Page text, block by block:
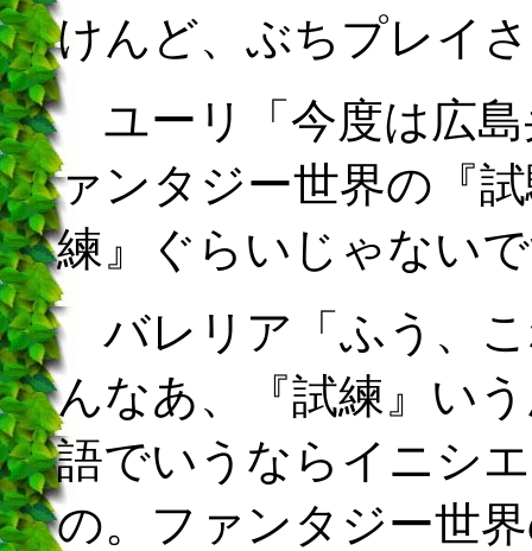
けんど、ぶちプレイ
ユーリ「今度は広島
ァンタジー世界の『
練』ぐらいじゃない
バレリア「ふう、
んなあ、『試練』い
語でいうならイニシ
の。ファンタジー世